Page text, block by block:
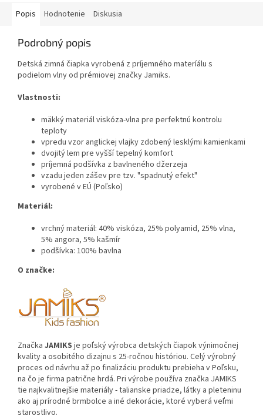
Popis Hodnotenie Diskusia
Podrobný popis
Detská zimná čiapka vyrobená z príjemného materíálu s
podielom vlny od prémiovej značky Jamiks.
Vlastnosti:
mäkký materiál viskóza-vlna pre perfektnú kontrolu
teploty
vpredu vzor anglickej vlajky zdobený lesklými kamienkami
dvojitý lem pre vyšší tepelný komfort
príjemná podšívka z bavlneného džerzeja
vzadu jeden zášev pre tzv. "spadnutý efekt"
vyrobené v EÚ (Poľsko)
Materiál:
vrchný materiál: 40% viskóza, 25% polyamid, 25% vlna,
5% angora, 5% kašmír
podšívka: 100% bavlna
O značke:
Značka JAMIKS je poľský výrobca detských čiapok výnimočnej
kvality a osobitého dizajnu s 25-ročnou históriou. Celý výrobný
proces od návrhu až po finalizáciu produktu prebieha v Poľsku,
na čo je firma patrične hrdá. Pri výrobe používa značka JAMIKS
tie najkvalitnejšie materiály - talianske priadze, látky a pleteninu
ako aj prírodné brmbolce a iné dekorácie, ktoré vyberá veľmi
starostlivo.